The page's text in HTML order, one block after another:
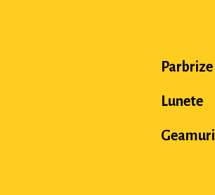
Parbrize
Lunete
Geamuri